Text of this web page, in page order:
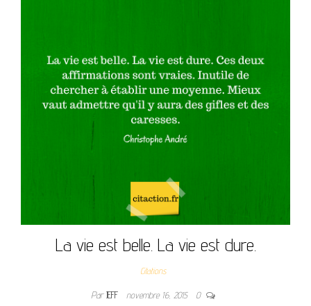
La vie est belle. La vie est dure.
Citations
ParJEFF novembre 16, 2015 0